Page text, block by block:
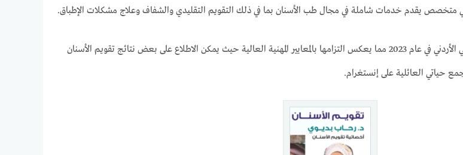
متخصص يقدم خدمات شاملة في مجال طب الأسنان بما في ذلك التقويم التقليدي والشفاف وعلاج مشكلات الإطباق.
حصلت د. رحاب على شهادة المجلس الطبي الأردني في عام 2023 مما يعكس التزامها بالمعايير المهنية العالية حيث يمكن الاطلاع على بعض نتائج تقويم الأسنان
حياتي العائلية على إنستغرام.